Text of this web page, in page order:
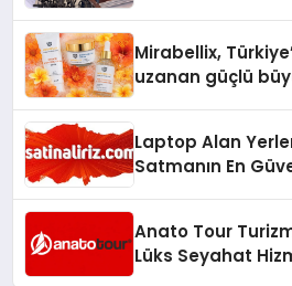
Mirabellix,
uzanan güçlü
Laptop Alan
Satmanın En
Anato Tour
Lüks Seyahat